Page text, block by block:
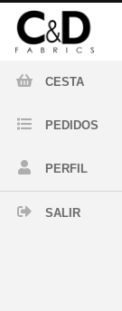
CESTA
PEDIDOS
PERFIL
SALIR